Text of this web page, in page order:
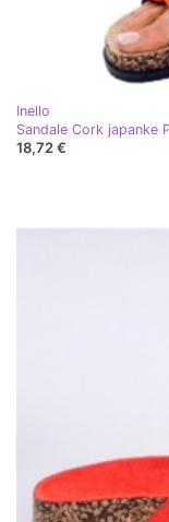
Inello
Sandale Cork japanke
18,72 €